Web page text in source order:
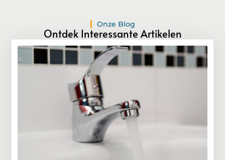
Onze Blog
Ontdek Interessante Artikelen